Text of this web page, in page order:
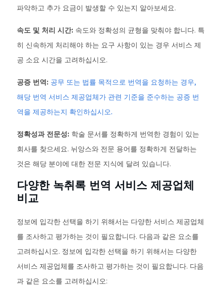
파악하고 추가 요금이 발생할 수 있는지 알아보세요.
속도 및 처리 시간: 속도와 정확성의 균형을 맞춰야 합니다. 특
히 신속하게 처리해야 하는 요구 사항이 있는 경우 서비스 제
공 소요 시간을 고려하십시오.
공증 번역: 공무 또는 법률 목적으로 번역을 요청하는 경우,
해당 번역 서비스 제공업체가 관련 기준을 준수하는 공증 번
역을 제공하는지 확인하십시오.
정확성과 전문성: 학술 문서를 정확하게 번역한 경험이 있는
회사를 찾으세요. 뉘앙스와 전문 용어를 정확하게 전달하는
것은 해당 분야에 대한 전문 지식에 달려 있습니다.
다양한 녹취록 번역 서비스 제공업체
비교
정보에 입각한 선택을 하기 위해서는 다양한 서비스 제공업체
를 조사하고 평가하는 것이 필요합니다. 다음과 같은 요소를
고려하십시오. 정보에 입각한 선택을 하기 위해서는 다양한
서비스 제공업체를 조사하고 평가하는 것이 필요합니다. 다음
과 같은 요소를 고려하십시오: